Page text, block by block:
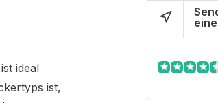
ideal
ist,